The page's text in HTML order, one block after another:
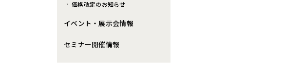
価格改定のお知らせ
イベント・展示会情報
セミナー開催情報